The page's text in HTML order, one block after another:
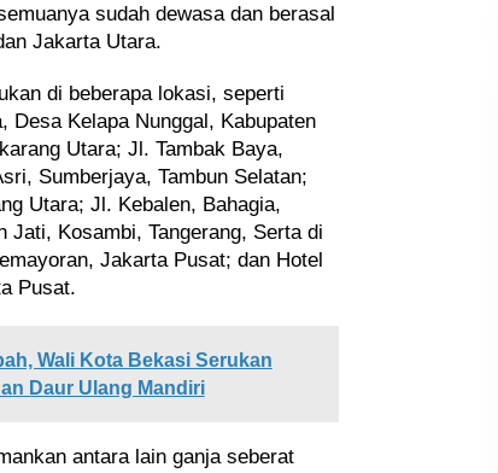
sudah dewasa dan berasal
Jakarta Utara.
di beberapa lokasi, seperti
Desa Kelapa Nunggal, Kabupaten
Utara; Jl. Tambak Baya,
Sumberjaya, Tambun Selatan;
Utara; Jl. Kebalen, Bahagia,
Jati, Kosambi, Tangerang, Serta di
Jakarta Pusat; dan Hotel
Pusat.
Wali Kota Bekasi Serukan
Daur Ulang Mandiri
antara lain ganja seberat